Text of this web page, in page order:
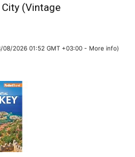
(Vintage
08/2026 01:52 GMT +03:00 - More info)